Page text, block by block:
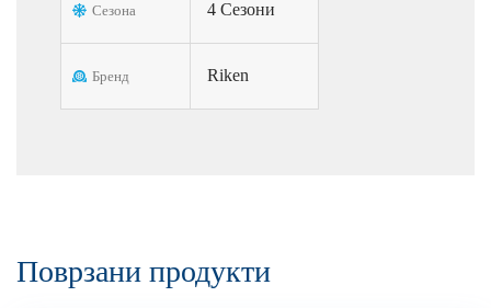
Сезона 4 Сезони
Бренд Riken
Поврзани продукти